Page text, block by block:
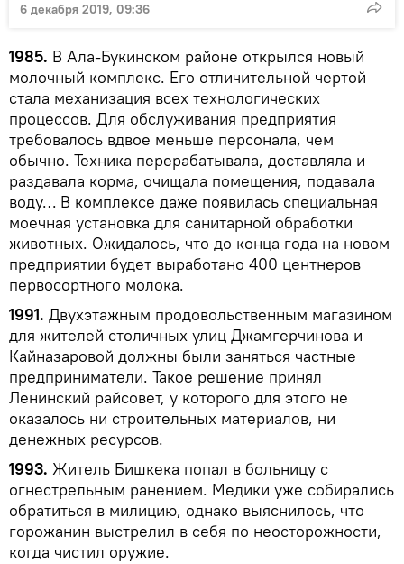
6 декабря 2019, 09:36
1985. В Ала-Букинском районе открылся новый
молочный комплекс. Его отличительной чертой
стала механизация всех технологических
процессов. Для обслуживания предприятия
требовалось вдвое меньше персонала, чем
обычно. Техника перерабатывала, доставляла и
раздавала корма, очищала помещения, подавала
воду… В комплексе даже появилась специальная
моечная установка для санитарной обработки
животных. Ожидалось, что до конца года на новом
предприятии будет выработано 400 центнеров
первосортного молока.
1991. Двухэтажным продовольственным магазином
для жителей столичных улиц Джамгерчинова и
Кайназаровой должны были заняться частные
предприниматели. Такое решение принял
Ленинский райсовет, у которого для этого не
оказалось ни строительных материалов, ни
денежных ресурсов.
1993. Житель Бишкека попал в больницу с
огнестрельным ранением. Медики уже собирались
обратиться в милицию, однако выяснилось, что
горожанин выстрелил в себя по неосторожности,
когда чистил оружие.